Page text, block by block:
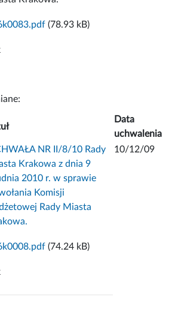
(78.93 kB)
Data
uchwalenia
NR II/8/10 Rady
Krakowa z dnia 9
2010 r. w sprawie
Komisji
Rady Miasta
10/12/09
(74.24 kB)